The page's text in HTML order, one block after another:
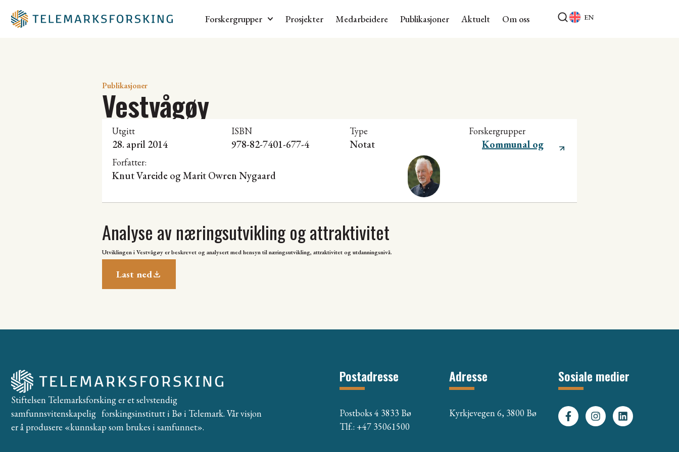
Forskergrupper Prosjekter Medarbeidere Publikasjoner Aktuelt Om oss EN
Publikasjoner
Vestvågøy
Utgitt
28. april 2014
ISBN
978-82-7401-677-4
Type
Notat
Forskergrupper
Kommunal og
regional utvikling
Forfatter:
Knut Vareideog Marit Owren Nygaard
Analyse av næringsutvikling og attraktivitet
Utviklingen i Vestvågøy er beskrevet og analysert med hensyn til næringsutvikling, attraktivitet og utdanningsnivå.
Last ned
Stiftelsen Telemarksforsking er et selvstendig
samfunnsvitenskapelig forskingsinstitutt i Bø i Telemark. Vår visjon
er å produsere «kunnskap som brukes i samfunnet».
Postadresse
Postboks 4 3833 Bø
Tlf.: +47 35061500
Adresse
Kyrkjevegen 6, 3800 Bø
Sosiale medier